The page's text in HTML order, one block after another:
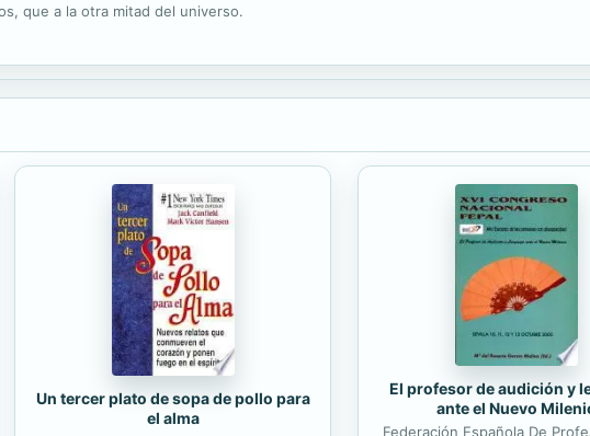
que a la otra mitad del universo.
Un tercer plato de sopa de pollo para
el alma
El profesor de audición y
ante el Nuevo
Federación Española De